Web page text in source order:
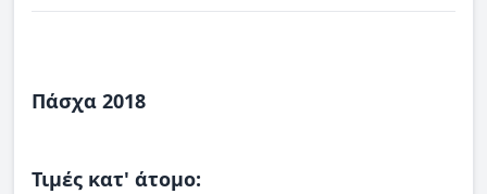
Πάσχα 2018
Τιμές κατ' άτομο: